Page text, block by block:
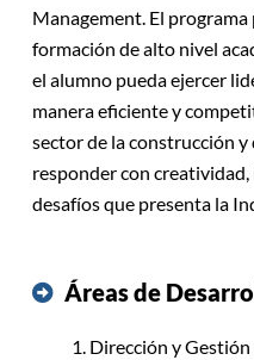
Management. El
formación de alto nivel
el alumno pueda ejercer
manera eficiente y
sector de la construcción
responder con
desafíos que presenta la
Áreas de
Dirección y